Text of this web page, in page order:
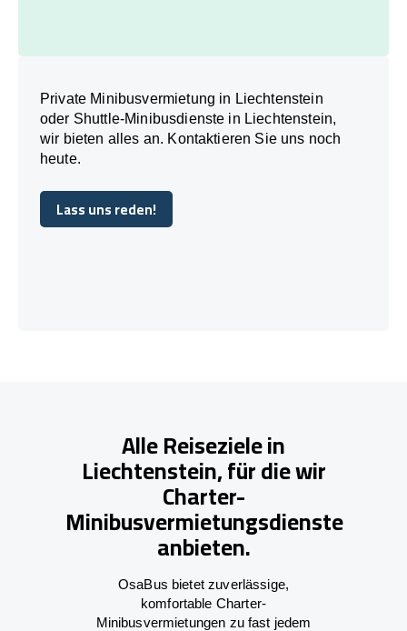
Private Minibusvermietung in Liechtenstein
oder Shuttle-Minibusdienste in Liechtenstein,
wir bieten alles an. Kontaktieren Sie uns noch
heute.
Lass uns reden!
Lass uns reden!
Alle Reiseziele in
Liechtenstein, für die wir
Charter-
Minibusvermietungsdienste
anbieten.
OsaBus bietet zuverlässige,
komfortable Charter-
Minibusvermietungen zu fast jedem